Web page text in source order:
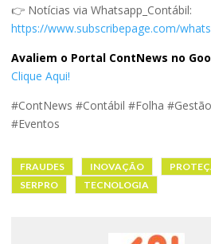
👉 Notícias via Whatsapp_Contábil:
https://www.subscribepage.com/
Avaliem o Portal ContNews no
Clique Aqui!
#ContNews #Contábil #Folha
#Eventos
FRAUDES INOVAÇÃO
SERPRO
TECNOLOGIA